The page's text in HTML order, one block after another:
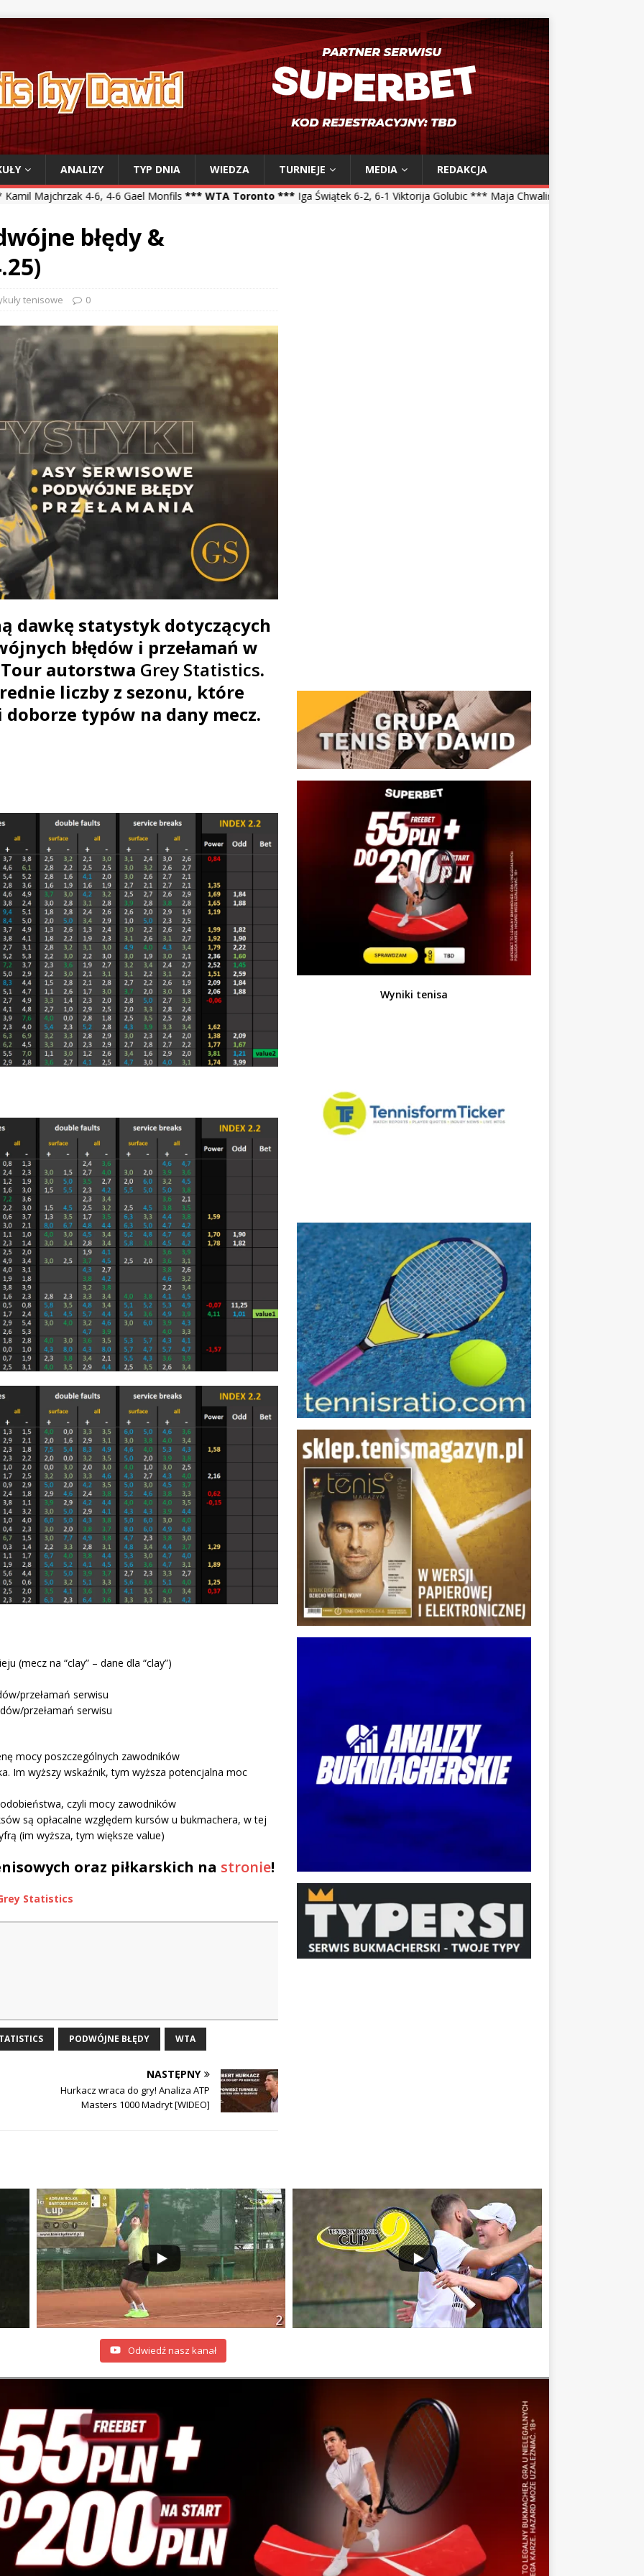
ANALIZY TYP DNIA WIEDZA TURNIEJE MEDIA
REDAKCJA
4-6, 4-6 Gael Monfils*** WTA Toronto ***Iga Świątek 6-2, 6-1 Viktorija Golubic *** Maja Chwalińska 5-7, 1-6 Talia Gibson ***
błędy &
tenisowe 0
dawkę statystyk dotyczących
błędów i przełamań w
autorstwa Grey Statistics.
liczby z sezonu, które
typów na dany mecz.
(mecz na “clay” – dane dla “clay”)
przełamań serwisu
przełamań serwisu
mocy poszczególnych zawodników
Im wyższy wskaźnik, tym wyższa potencjalna moc
czyli mocy zawodników
są opłacalne względem kursów u bukmachera, w tej
(im wyższa, tym większe value)
oraz piłkarskich na stronie!
Statistics
PODWÓJNE BŁĘDY WTA
NASTĘPNY
Hurkacz wraca do gry! Analiza ATP
Masters 1000 Madryt [WIDEO]
Wyniki tenisa
Odwiedź nasz kanał